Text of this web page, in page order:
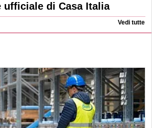
di Casa Italia
Vedi tutte